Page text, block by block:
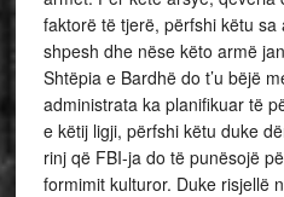
faktorë të tjerë, përfshi këtu
shpesh dhe nëse këto armë
Shtëpia e Bardhë do t’u bëjë
administrata ka planifikuar të
e këtij ligji, përfshi këtu duke
rinj që FBI-ja do të punësojë
formimit kulturor. Duke risjellë